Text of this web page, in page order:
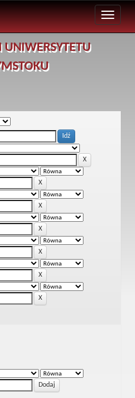
UNIWERSYTETU